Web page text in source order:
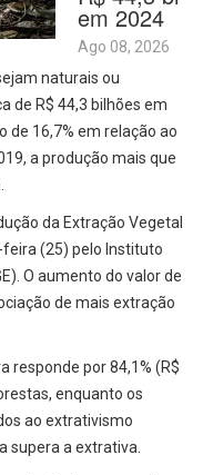
em 2024
Ago 08, 2026
naturais ou
de R$ 44,3 bilhões em
de 16,7% em relação ao
a produção mais que
da Extração Vegetal
(25) pelo Instituto
O aumento do valor de
de mais extração
responde por 84,1% (R$
enquanto os
ao extrativismo
supera a extrativa.